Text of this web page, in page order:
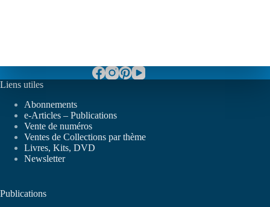
Liens utiles
Abonnements
e-Articles – Publications
Vente de numéros
Ventes de Collections par thème
Livres, Kits, DVD
Newsletter
Publications